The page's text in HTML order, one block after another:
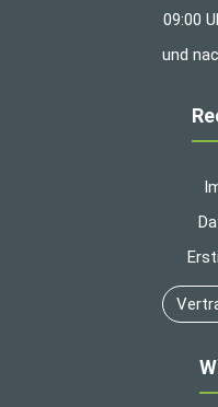
09:00
und